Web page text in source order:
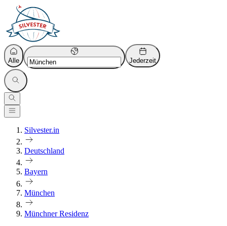
Alle Jederzeit
Silvester.in
Deutschland
Bayern
München
Münchner Residenz